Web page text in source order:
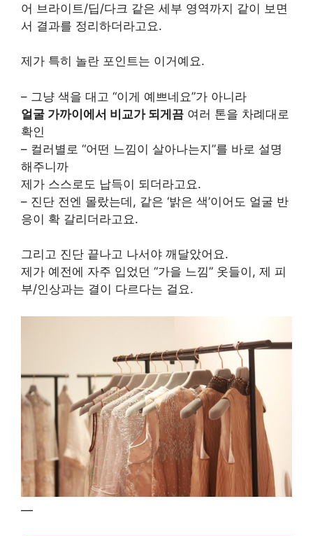
어 브라이트/딥/다크 같은 세부 영역까지 같이 보면
서 결과를 정리하더라고요.
제가 특히 놀란 포인트는 이거예요.
– 그냥 색을 대고 “이게 예쁘네요”가 아니라
얼굴 가까이에서 비교가 되게끔 여러 톤을 차례대로
확인
– 컬러별로 “어떤 느낌이 살아나는지”를 바로 설명
해주니까
제가 스스로도 납득이 되더라고요.
– 진단 전엔 몰랐는데, 같은 ‘밝은 색’이어도 얼굴 반
응이 확 갈리더라고요.
그리고 진단 끝나고 나서야 깨달았어요.
제가 예전에 자주 입었던 “가을 느낌” 옷들이, 제 피
부/인상과는 결이 다르다는 걸요.
—